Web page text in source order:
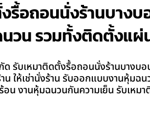
รื้อถอนนั่งร้านบางบ
นวน รวมทั้งติดตั้งแ
รับเหมาติดตั้งรื้อถอนนั่งร้านบางบ
น ให้เช่านั่งร้าน รับออกแบบงานหุ้
น งานหุ้มฉนวนกันความเย็น รับเหม